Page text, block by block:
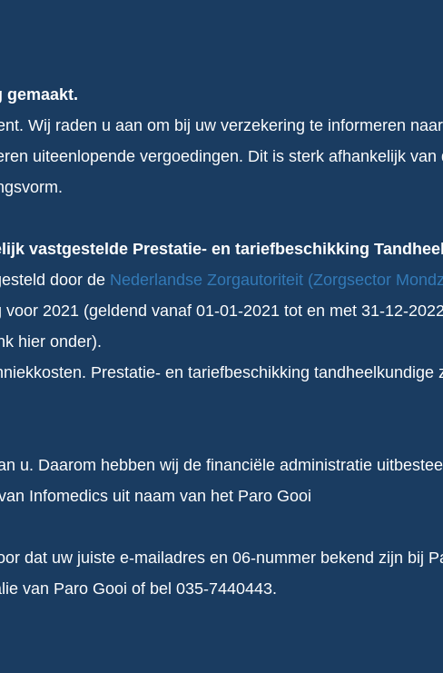
gemaakt.
Wij raden u aan om bij uw verzekering te informeren
uiteenlopende vergoedingen. Dit is sterk afhankelijk van
vastgestelde Prestatie- en tariefbeschikking
door de Nederlandse Zorgautoriteit (Zorgsector
2021 (geldend vanaf 01-01-2021 tot en met 31-12-
hier onder).
Prestatie- en tariefbeschikking tandheelkundige
u. Daarom hebben wij de financiële administratie
Infomedics uit naam van het Paro Gooi
dat uw juiste e-mailadres en 06-nummer bekend zijn bij
van Paro Gooi of bel 035-7440443.